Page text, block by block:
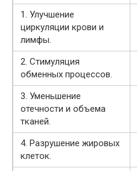
1. Улучшение
циркуляции крови и
лимфы.
2. Стимуляция
обменных процессов.
3. Уменьшение
отечности и объема
тканей.
4. Разрушение жировых
клеток.